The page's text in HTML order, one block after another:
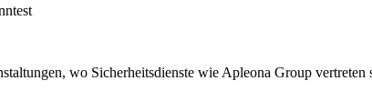
wo Sicherheitsdienste wie Apleona Group